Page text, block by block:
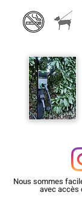
Nous sommes
avecaccès